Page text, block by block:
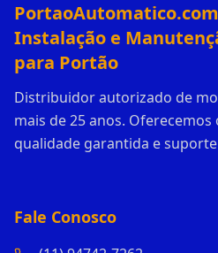
Instalação e
para Portão
Distribuidor autorizado de
mais de 25 anos.
qualidade garantida e
Fale Conosco